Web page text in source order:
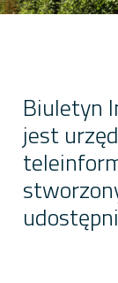
Biuletyn
jest